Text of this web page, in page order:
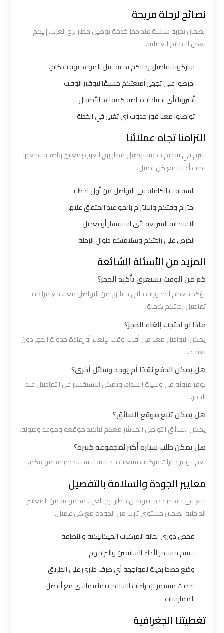
نصائح لرحلة مريحة
لضمان تجربة سلسة عند حجز خدمة توصيل مطار برج العرب، إليكم
بعض النصائح العملية.
شاركونا تفاصيل رحلتكم بدقة قبل الموعد بوقت كافٍ
احرصوا على تجهيز أمتعتكم مسبقًا لتوفير الوقت
أخبرونا بأي احتياجات خاصة كمقاعد الأطفال
تواصلوا معنا فور حدوث أي تغيير في الخطة
التزامنا تجاه عملائنا
نلتزم في تقديم خدمة توصيل مطار برج العرب بمعايير واضحة نضعها
نصب أعيننا مع كل عميل.
الشفافية الكاملة في التواصل من أول لحظة
احترام وقتكم والالتزام بالمواعيد المتفق عليها
الاستجابة السريعة لأي استفسار أو تعديل
الحرص على راحتكم وسلامتكم طوال الرحلة
المزيد من الأسئلة الشائعة
كم من الوقت يستغرق تأكيد الحجز؟
نؤكد معظم الحجوزات خلال دقائق من التواصل معنا، مع مراعاة
تفاصيل رحلتكم كاملة.
ماذا لو احتجت إلغاء الحجز؟
يمكن التواصل معنا في أقرب وقت لإلغاء أو إعادة جدولة الحجز دون
تعقيد.
هل يمكن الدفع نقدًا أم يوجد وسائل أخرى؟
نوفر مرونة في وسيلة السداد، ويمكن الاستفسار عن التفاصيل عند
الحجز.
هل يمكن تتبع موقع السائق؟
يمكن للسائق التواصل المباشر معكم لتأكيد موقعه وموعد وصوله.
هل يمكن طلب سيارة أكبر لمجموعة كبيرة؟
نعم، نوفر خيارات مركبات بسعات مختلفة تناسب حجم مجموعتكم.
معايير الجودة والسلامة بالتفصيل
نتبع في تقديم خدمة توصيل مطار برج العرب مجموعة من المعايير
الداخلية لضمان مستوى ثابت من الجودة مع كل عميل.
فحص دوري لحالة المركبات الميكانيكية والنظافة
تقييم مستمر لأداء السائقين والتزامهم
وضع خطط بديلة لمواجهة أي ظرف طارئ على الطريق
تحديث مستمر لإجراءات السلامة بما يتماشى مع أفضل
الممارسات
تغطيتنا الجغرافية
القاهرة
أسعار
ليموزين
اسكندرية
العرب
مرسي
ليموزين
الاسكندرية
القاهرة
ليموزين
للاسكندرية
ليموزين
ليموزين